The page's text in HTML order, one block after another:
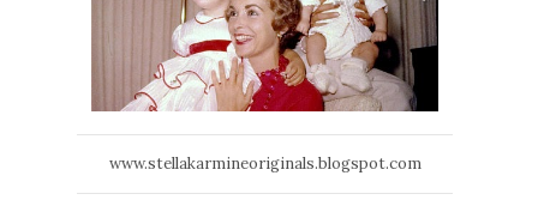
www.stellakarmineoriginals.blogspot.com